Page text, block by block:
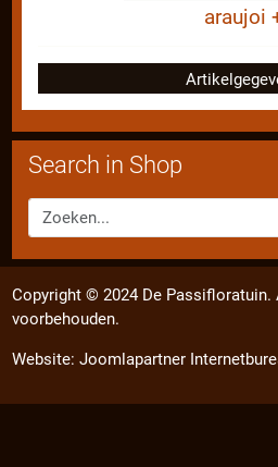
araujoi
Search in Shop
Copyright © 2024 De Passifloratuin.
voorbehouden.
Website:Joomlapartner